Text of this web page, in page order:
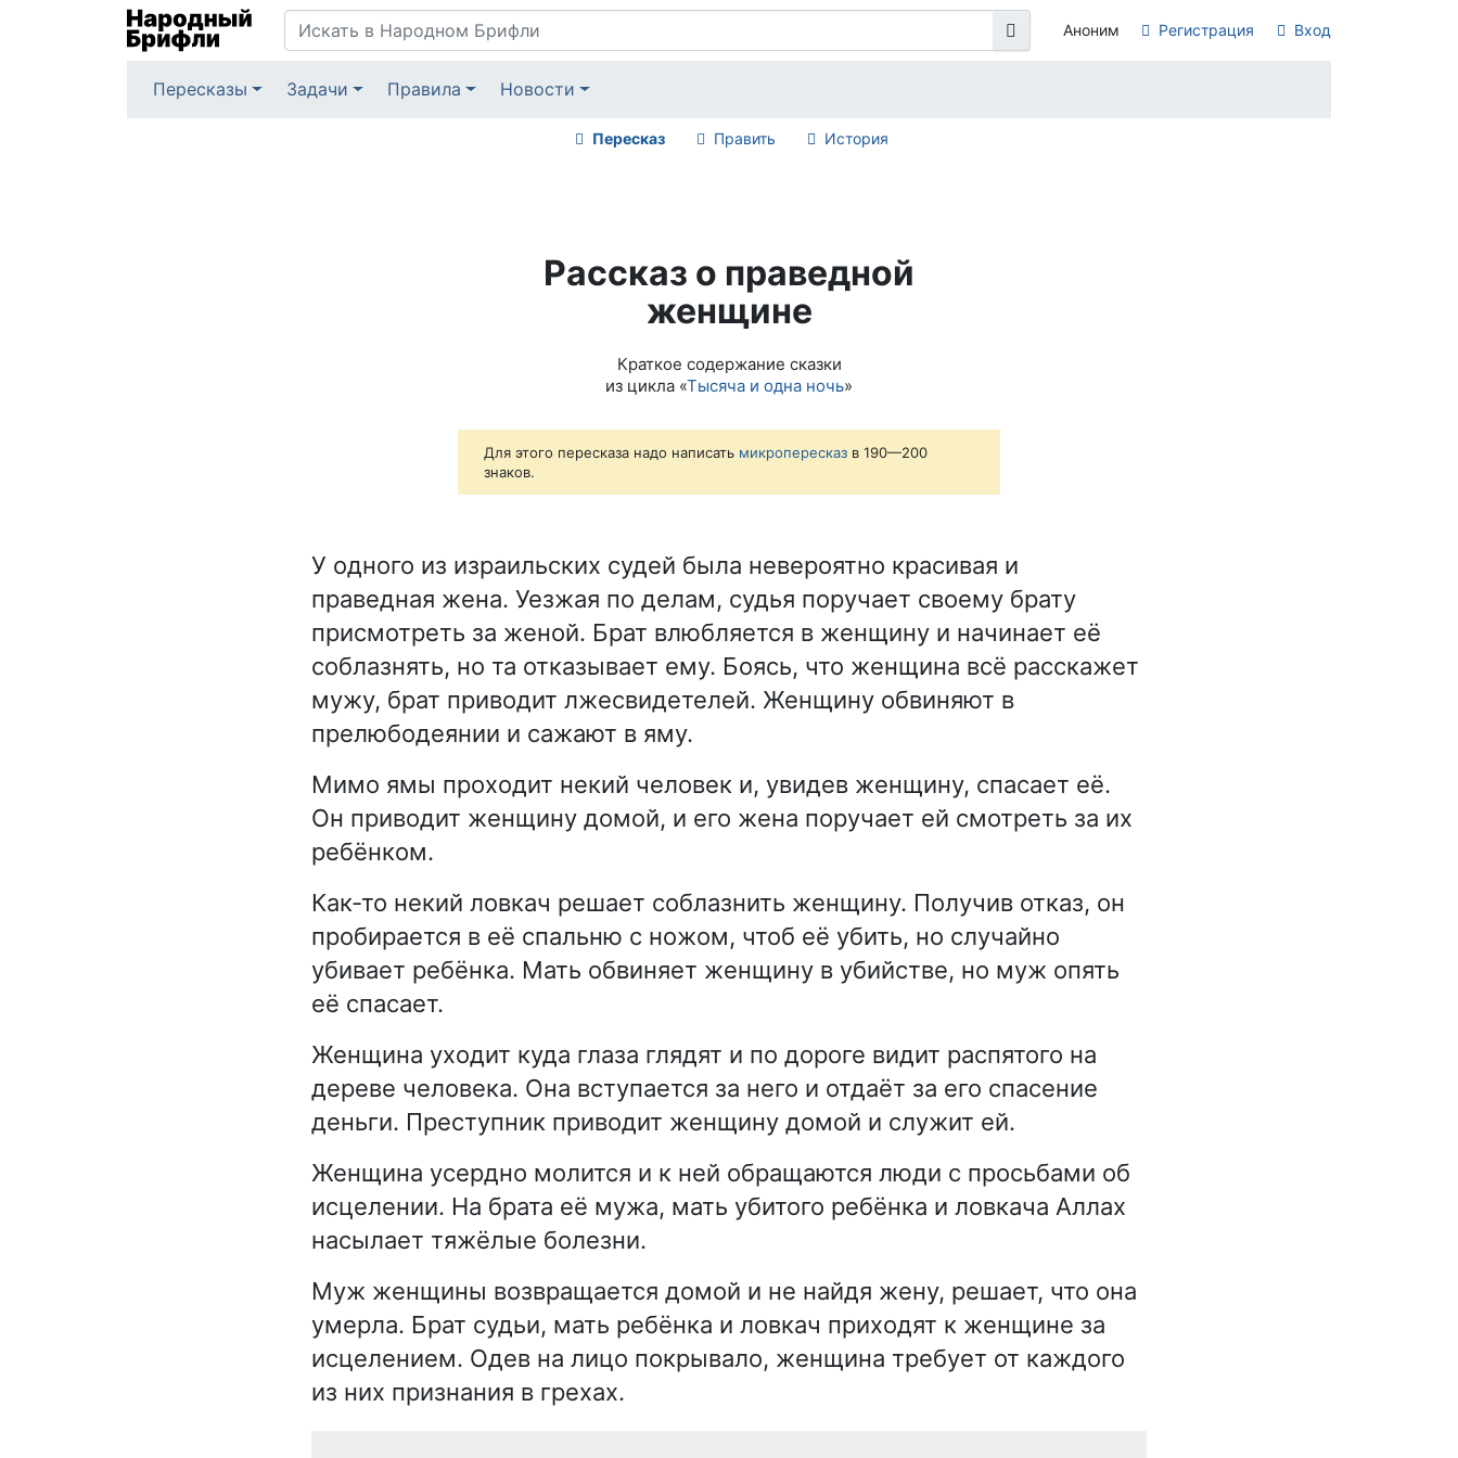
Аноним Регистрация Вход
Пересказы Задачи Правила Новости
Пересказ Править История
Рассказ о праведной
женщине
Краткое содержание сказки
из цикла «Тысяча и одна ночь»
Для этого пересказа надо написать микропересказ в 190—200
знаков.
У одного из израильских судей была невероятно красивая и
праведная жена. Уезжая по делам, судья поручает своему брату
присмотреть за женой. Брат влюбляется в женщину и начинает её
соблазнять, но та отказывает ему. Боясь, что женщина всё расскажет
мужу, брат приводит лжесвидетелей. Женщину обвиняют в
прелюбодеянии и сажают в яму.
Мимо ямы проходит некий человек и, увидев женщину, спасает её.
Он приводит женщину домой, и его жена поручает ей смотреть за их
ребёнком.
Как-то некий ловкач решает соблазнить женщину. Получив отказ, он
пробирается в её спальню с ножом, чтоб её убить, но случайно
убивает ребёнка. Мать обвиняет женщину в убийстве, но муж опять
её спасает.
Женщина уходит куда глаза глядят и по дороге видит распятого на
дереве человека. Она вступается за него и отдаёт за его спасение
деньги. Преступник приводит женщину домой и служит ей.
Женщина усердно молится и к ней обращаются люди с просьбами об
исцелении. На брата её мужа, мать убитого ребёнка и ловкача Аллах
насылает тяжёлые болезни.
Муж женщины возвращается домой и не найдя жену, решает, что она
умерла. Брат судьи, мать ребёнка и ловкач приходят к женщине за
исцелением. Одев на лицо покрывало, женщина требует от каждого
из них признания в грехах.